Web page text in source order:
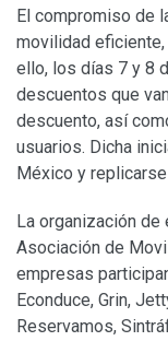
El compromiso de
movilidad
ello, los días 7 y 8
descuentos que
descuento, así
usuarios. Dicha
México y
La organización
Asociación de
empresas
Econduce, Grin,
Reservamos,